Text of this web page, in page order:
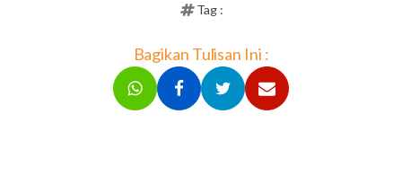
Tag :
Bagikan Tulisan Ini :